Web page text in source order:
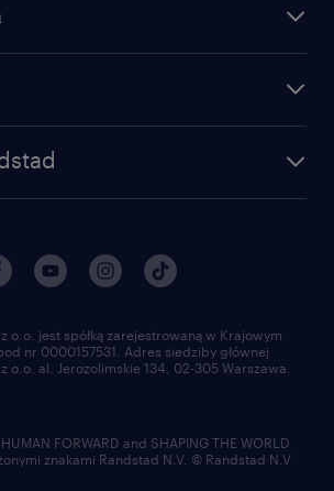
o.o. jest spółką zarejestrowaną w Krajowym
nr 0000157531. Adres siedziby głównej
o.o. al. Jerozolimskie 134, 02-305 Warszawa.
, HUMAN FORWARD and SHAPING THE WORLD
znakami Randstad N.V. © Randstad N.V